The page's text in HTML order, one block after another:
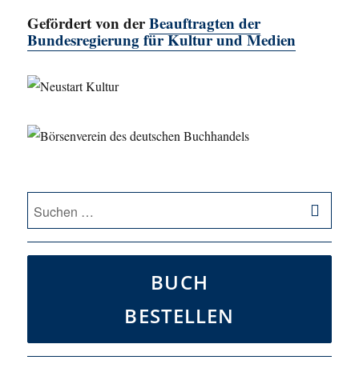
Gefördert von derBeauftragten der
Bundesregierung für Kultur und Medien
Suche
nach:
BUCH
BESTELLEN